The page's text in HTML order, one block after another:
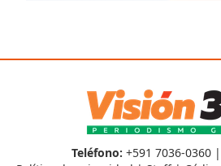
Teléfono: +591 7036-0360 |